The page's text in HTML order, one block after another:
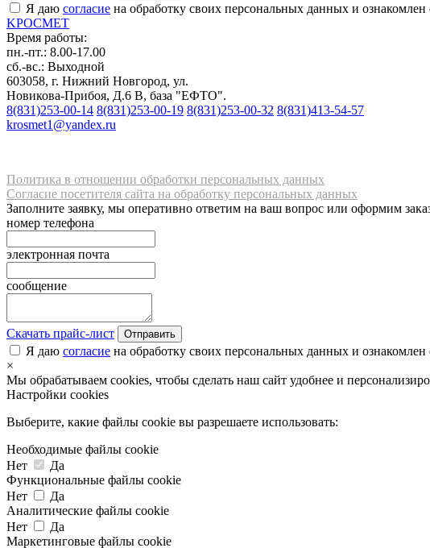
Я даю согласие на обработку своих персональных данных и ознакомлен
KРОСМЕТ
Время работы:
пн.-пт.: 8.00-17.00
сб.-вс.: Выходной
603058, г. Нижний Новгород, ул.
Новикова-Прибоя, Д.6 В, база "ЕФТО".
8(831)253-00-14 8(831)253-00-19 8(831)253-00-32 8(831)413-54-57
krosmet1@yandex.ru
Политика в отношении обработки персональных данных
Согласие посетителя сайта на обработку персональных данных
Заполните заявку, мы оперативно ответим на ваш вопрос или оформим
номер телефона
электронная почта
сообщение
Скачать прайс-лист Отправить
Я даю согласие на обработку своих персональных данных и ознакомлен
×
Мы обрабатываем cookies, чтобы сделать наш сайт удобнее и
Настройки cookies
Выберите, какие файлы cookie вы разрешаете использовать:
Необходимые файлы cookie
Нет
Да
Функциональные файлы cookie
Нет
Да
Аналитические файлы cookie
Нет
Да
Маркетинговые файлы cookie